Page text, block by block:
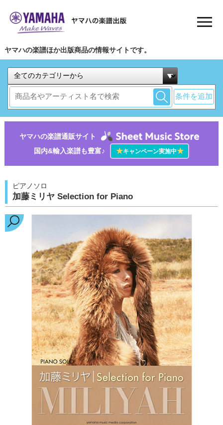
ヤマハの楽譜ほか出版商品の情報サイトです。
条件を追加
ヤマハの楽譜通販サイト
国内&輸入楽譜も豊富♪
★キャンペーン実施中★
ピアノソロ
加藤ミリヤ Selection for Piano